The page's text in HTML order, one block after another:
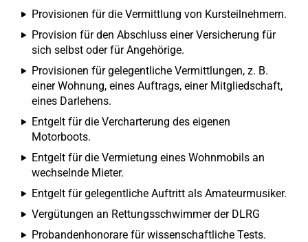
Provisionen für die Vermittlung von Kursteilnehmern.
Provision für den Abschluss einer Versicherung für
sich selbst oder für Angehörige.
Provisionen für gelegentliche Vermittlungen, z. B.
einer Wohnung, eines Auftrags, einer Mitgliedschaft,
eines Darlehens.
Entgelt für die Vercharterung des eigenen
Motorboots.
Entgelt für die Vermietung eines Wohnmobils an
wechselnde Mieter.
Entgelt für gelegentliche Auftritt als Amateurmusiker.
Vergütungen an Rettungsschwimmer der DLRG
Probandenhonorare für wissenschaftliche Tests.